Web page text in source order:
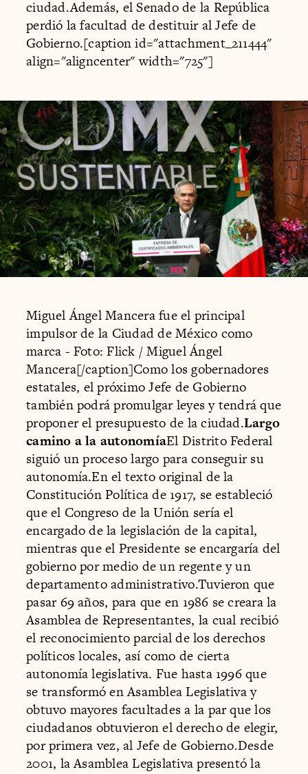
ciudad.Además, el Senado de la República
perdió la facultad de destituir al Jefe de
Gobierno.[caption id="attachment_211444"
align="aligncenter" width="725"]
Miguel Ángel Mancera fue el principal
impulsor de la Ciudad de México como
marca - Foto: Flick / Miguel Ángel
Mancera[/caption]Como los gobernadores
estatales, el próximo Jefe de Gobierno
también podrá promulgar leyes y tendrá que
proponer el presupuesto de la ciudad.Largo
camino a la autonomíaEl Distrito Federal
siguió un proceso largo para conseguir su
autonomía.En el texto original de la
Constitución Política de 1917, se estableció
que el Congreso de la Unión sería el
encargado de la legislación de la capital,
mientras que el Presidente se encargaría del
gobierno por medio de un regente y un
departamento administrativo.Tuvieron que
pasar 69 años, para que en 1986 se creara la
Asamblea de Representantes, la cual recibió
el reconocimiento parcial de los derechos
políticos locales, así como de cierta
autonomía legislativa. Fue hasta 1996 que
se transformó en Asamblea Legislativa y
obtuvo mayores facultades a la par que los
ciudadanos obtuvieron el derecho de elegir,
por primera vez, al Jefe de Gobierno.Desde
2001, la Asamblea Legislativa presentó la